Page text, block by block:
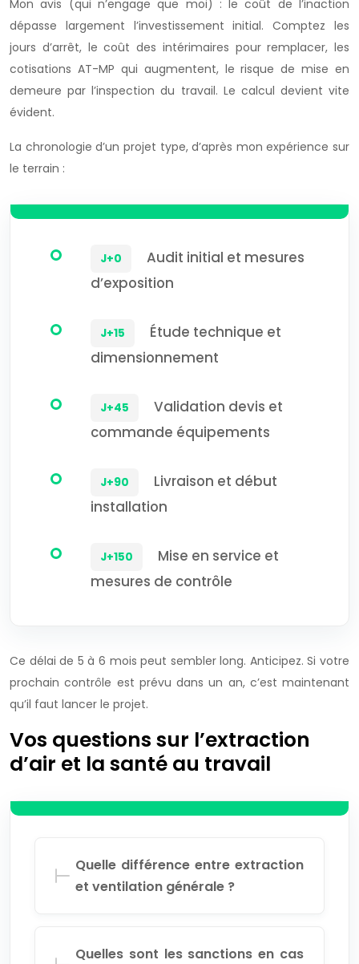
Mon avis (qui n’engage que moi) : le coût de l’inaction
dépasse largement l’investissement initial. Comptez les
jours d’arrêt, le coût des intérimaires pour remplacer, les
cotisations AT-MP qui augmentent, le risque de mise en
demeure par l’inspection du travail. Le calcul devient vite
évident.
La chronologie d’un projet type, d’après mon expérience sur
le terrain :
J+0
Audit initial et mesures
d’exposition
J+15
Étude technique et
dimensionnement
J+45
Validation devis et
commande équipements
J+90
Livraison et début
installation
J+150
Mise en service et
mesures de contrôle
Ce délai de 5 à 6 mois peut sembler long. Anticipez. Si votre
prochain contrôle est prévu dans un an, c’est maintenant
qu’il faut lancer le projet.
Vos questions sur l’extraction
d’air et la santé au travail
Quelle différence entre extraction
et ventilation générale ?
Quelles sont les sanctions en cas